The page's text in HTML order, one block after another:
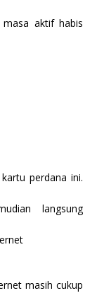
aktif habis
perdana ini.
langsung
masih cukup